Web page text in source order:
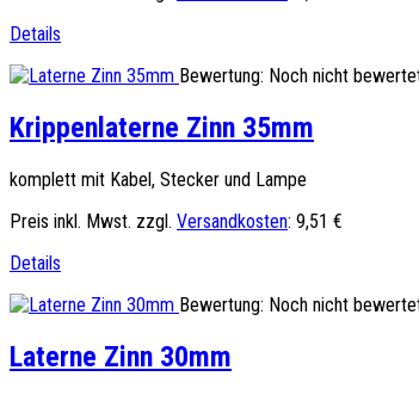
Details
Bewertung: Noch nicht
Krippenlaterne Zinn 35mm
komplett mit Kabel, Stecker und Lampe
Preis inkl. Mwst. zzgl. Versandkosten: 9,51 €
Details
Bewertung: Noch nicht
Laterne Zinn 30mm